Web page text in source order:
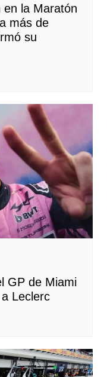
en la Maratón
más de
su
GP de Miami
Leclerc